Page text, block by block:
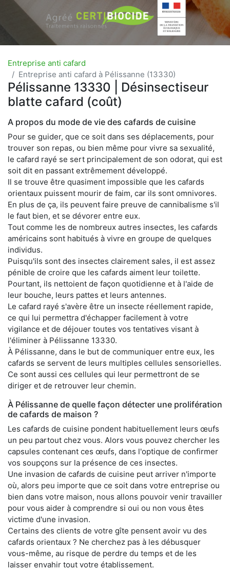
Entreprise anti cafard
Entreprise anti cafard à Pélissanne (13330)
Pélissanne 13330 | Désinsectiseur
blatte cafard (coût)
A propos du mode de vie des cafards de cuisine
Pour se guider, que ce soit dans ses déplacements, pour
trouver son repas, ou bien même pour vivre sa sexualité,
le cafard rayé se sert principalement de son odorat, qui est
soit dit en passant extrêmement développé.
Il se trouve être quasiment impossible que les cafards
orientaux puissent mourir de faim, car ils sont omnivores.
En plus de ça, ils peuvent faire preuve de cannibalisme s'il
le faut bien, et se dévorer entre eux.
Tout comme les de nombreux autres insectes, les cafards
américains sont habitués à vivre en groupe de quelques
individus.
Puisqu'ils sont des insectes clairement sales, il est assez
pénible de croire que les cafards aiment leur toilette.
Pourtant, ils nettoient de façon quotidienne et à l'aide de
leur bouche, leurs pattes et leurs antennes.
Le cafard rayé s'avère être un insecte réellement rapide,
ce qui lui permettra d'échapper facilement à votre
vigilance et de déjouer toutes vos tentatives visant à
l'éliminer à Pélissanne 13330.
À Pélissanne, dans le but de communiquer entre eux, les
cafards se servent de leurs multiples cellules sensorielles.
Ce sont aussi ces cellules qui leur permettront de se
diriger et de retrouver leur chemin.
À Pélissanne de quelle façon détecter une prolifération
de cafards de maison ?
Les cafards de cuisine pondent habituellement leurs œufs
un peu partout chez vous. Alors vous pouvez chercher les
capsules contenant ces œufs, dans l'optique de confirmer
vos soupçons sur la présence de ces insectes.
Une invasion de cafards de cuisine peut arriver n'importe
où, alors peu importe que ce soit dans votre entreprise ou
bien dans votre maison, nous allons pouvoir venir travailler
pour vous aider à comprendre si oui ou non vous êtes
victime d'une invasion.
Certains des clients de votre gîte pensent avoir vu des
cafards orientaux ? Ne cherchez pas à les débusquer
vous-même, au risque de perdre du temps et de les
laisser envahir tout votre établissement.